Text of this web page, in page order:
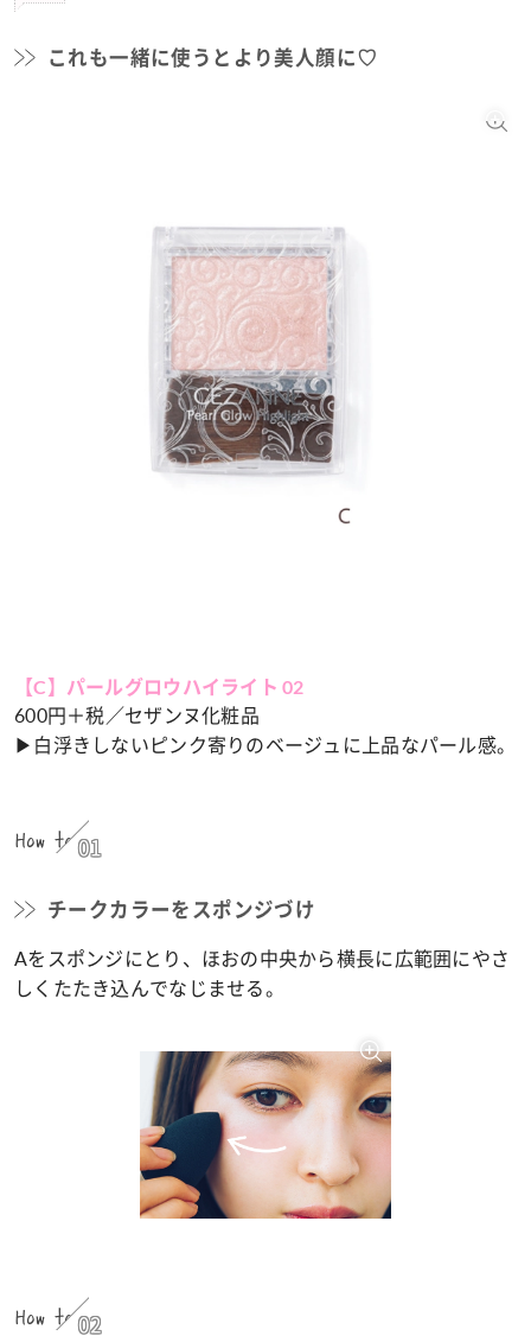
これも一緒に使うとより美人顔に♡
【C】パールグロウハイライト 02
600円＋税／セザンヌ化粧品
▶︎白浮きしないピンク寄りのベージュに上品なパール感。
How to 01
チークカラーをスポンジづけ
Aをスポンジにとり、ほおの中央から横長に広範囲にやさ
しくたたき込んでなじませる。
How to 02